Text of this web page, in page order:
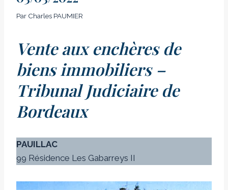
Par Charles PAUMIER
Vente aux enchères de
biens immobiliers –
Tribunal Judiciaire de
Bordeaux
PAUILLAC
99 Résidence Les Gabarreys II